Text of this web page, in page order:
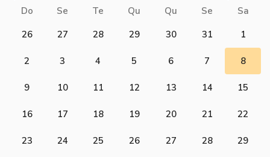
Do Se Te Qu Qu Se
Sa
26
27 28 29 30 31 1
2 3 4 5 6 7 8
9 10 11 12 13 14 15
16 17 18 19 20 21 22
23 24 25 26 27 28 29